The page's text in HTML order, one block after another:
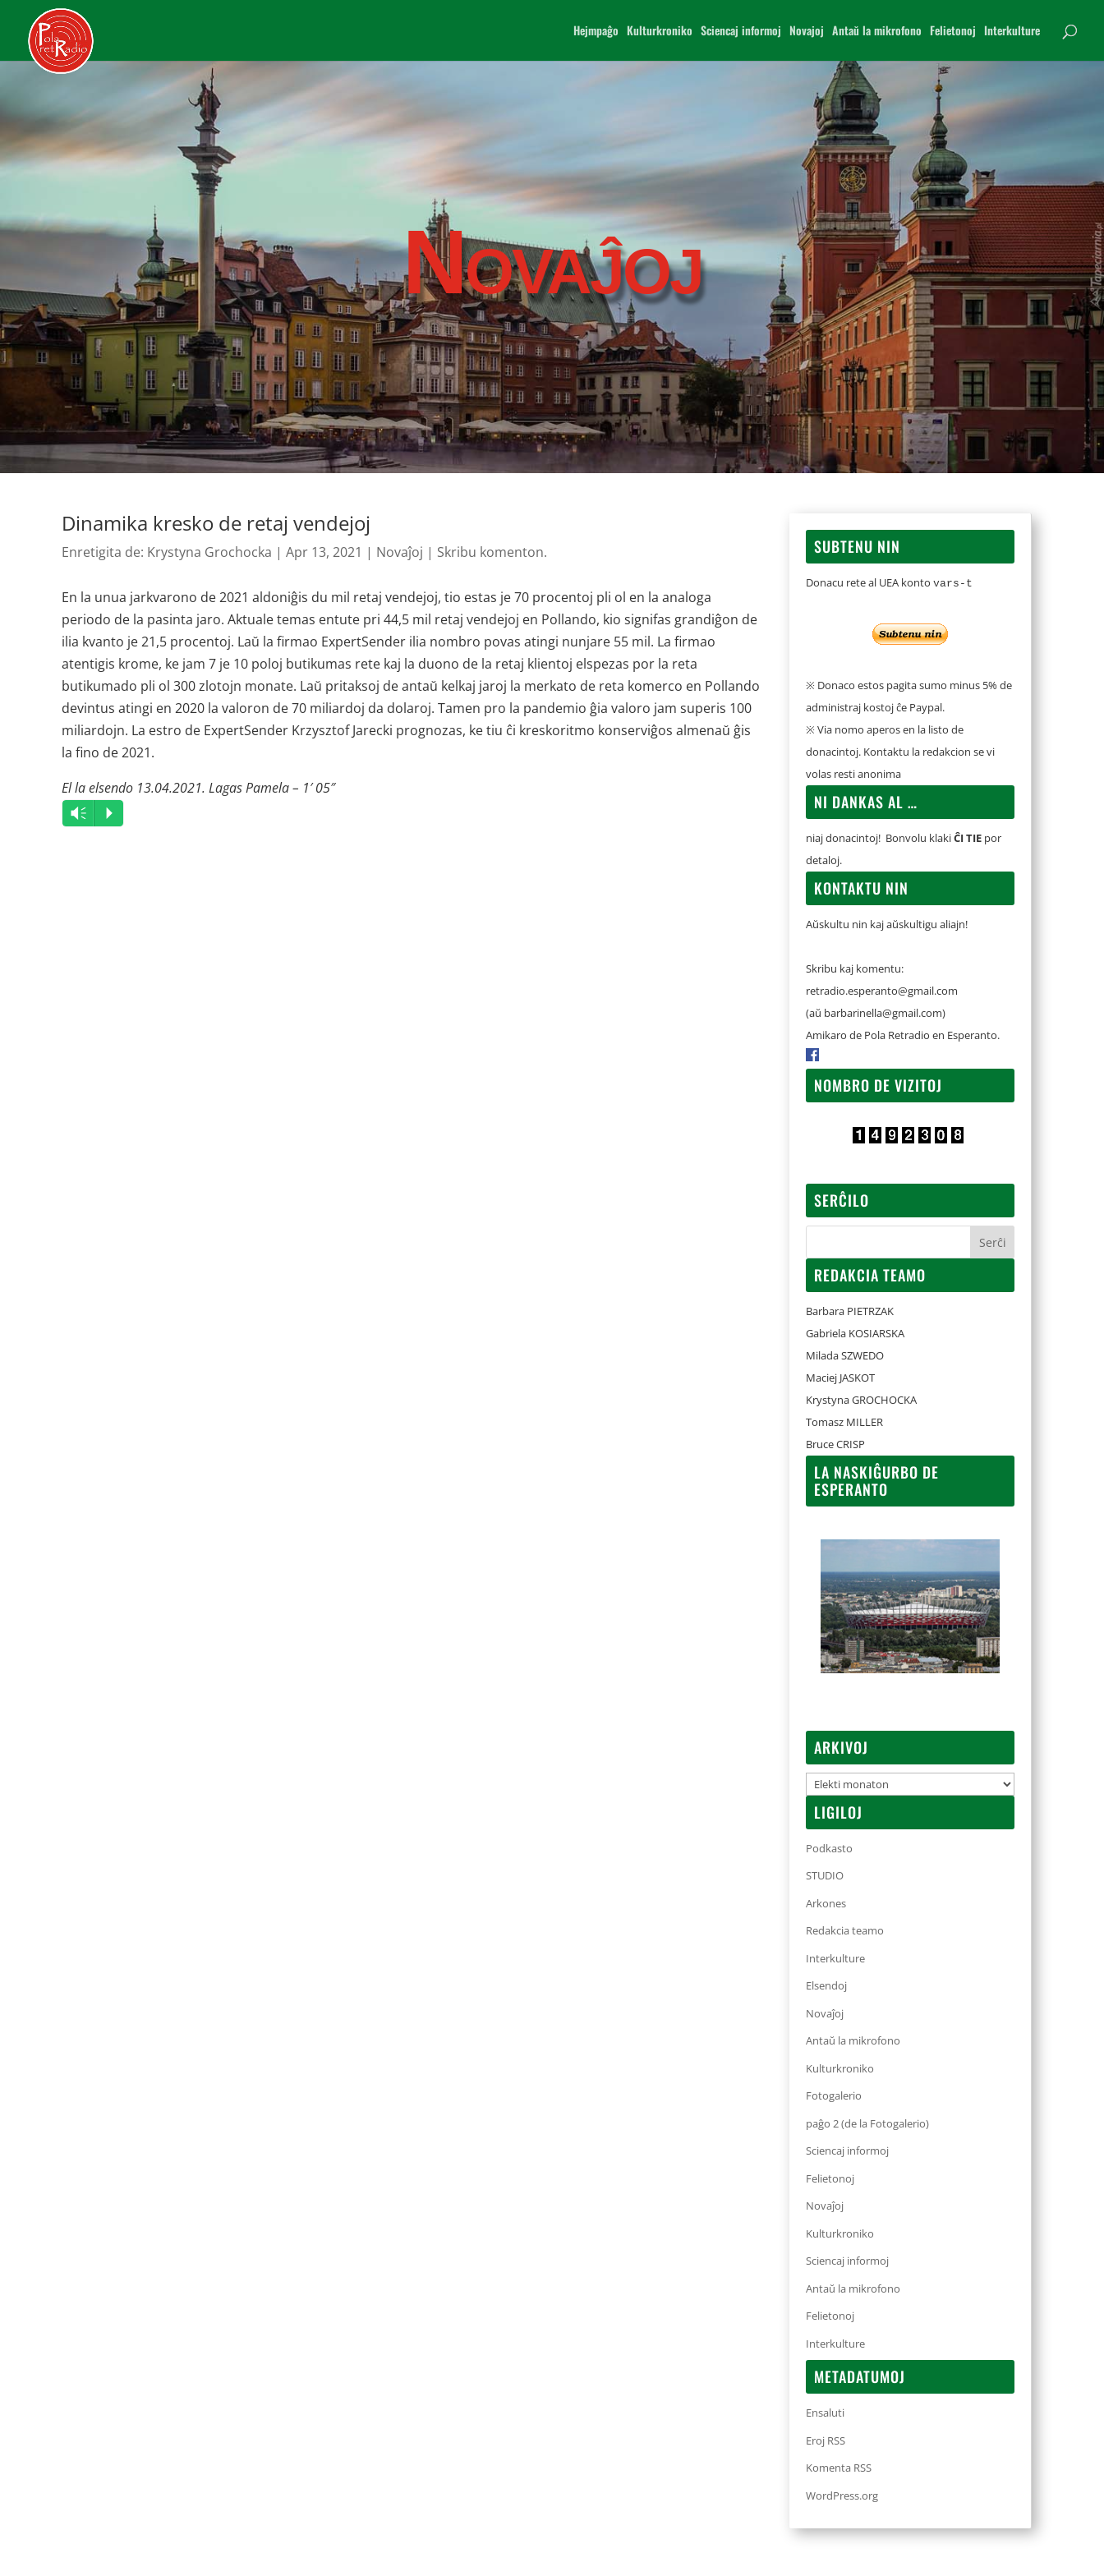
Hejmpaĝo Kulturkroniko Sciencaj informoj Novajoj Antaŭ la mikrofono Felietonoj Interkulture
Novaĵoj
Dinamika kresko de retaj vendejoj
Enretigita de: Krystyna Grochocka | Apr 13, 2021 | Novaĵoj | Skribu komenton.
En la unua jarkvarono de 2021 aldoniĝis du mil retaj vendejoj, tio estas je 70 procentoj pli ol en la analoga
periodo de la pasinta jaro. Aktuale temas entute pri 44,5 mil retaj vendejoj en Pollando, kio signifas grandiĝon de
ilia kvanto je 21,5 procentoj. Laŭ la firmao ExpertSender ilia nombro povas atingi nunjare 55 mil. La firmao
atentigis krome, ke jam 7 je 10 poloj butikumas rete kaj la duono de la retaj klientoj elspezas por la reta
butikumado pli ol 300 zlotojn monate. Laŭ pritaksoj de antaŭ kelkaj jaroj la merkato de reta komerco en Pollando
devintus atingi en 2020 la valoron de 70 miliardoj da dolaroj. Tamen pro la pandemio ĝia valoro jam superis 100
miliardojn. La estro de ExpertSender Krzysztof Jarecki prognozas, ke tiu ĉi kreskoritmo konserviĝos almenaŭ ĝis
la fino de 2021.
El la elsendo 13.04.2021. Lagas Pamela – 1′ 05″
Audio
Player
Vm P
SUBTENU NIN
Donacu rete al UEA konto vars-t
※ Donaco estos pagita sumo minus 5% de
administraj kostoj ĉe Paypal.
※ Via nomo aperos en la listo de
donacintoj. Kontaktu la redakcion se vi
volas resti anonima
NI DANKAS AL …
niaj donacintoj! Bonvolu klakiĈI TIEpor
detaloj.
KONTAKTU NIN
Aŭskultu nin kaj aŭskultigu aliajn!
Skribu kaj komentu:
retradio.esperanto@gmail.com
(aŭ barbarinella@gmail.com)
Amikaro de Pola Retradio en Esperanto.
NOMBRO DE VIZITOJ
SERĈILO
REDAKCIA TEAMO
Barbara PIETRZAK
Gabriela KOSIARSKA
Milada SZWEDO
Maciej JASKOT
Krystyna GROCHOCKA
Tomasz MILLER
Bruce CRISP
LA NASKIĜURBO DE
ESPERANTO
ARKIVOJ
Arkivoj
LIGILOJ
Podkasto
STUDIO
Arkones
Redakcia teamo
Interkulture
Elsendoj
Novaĵoj
Antaŭ la mikrofono
Kulturkroniko
Fotogalerio
paĝo 2 (de la Fotogalerio)
Sciencaj informoj
Felietonoj
Novaĵoj
Kulturkroniko
Sciencaj informoj
Antaŭ la mikrofono
Felietonoj
Interkulture
METADATUMOJ
Ensaluti
Eroj RSS
Komenta RSS
WordPress.org